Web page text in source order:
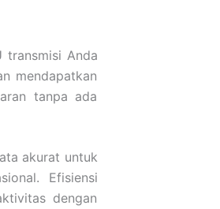
transmisi Anda
mendapatkan
tanpa ada
akurat untuk
Efisiensi
dengan